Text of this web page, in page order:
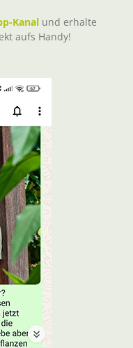
Kanal und erhalte
aufs Handy!